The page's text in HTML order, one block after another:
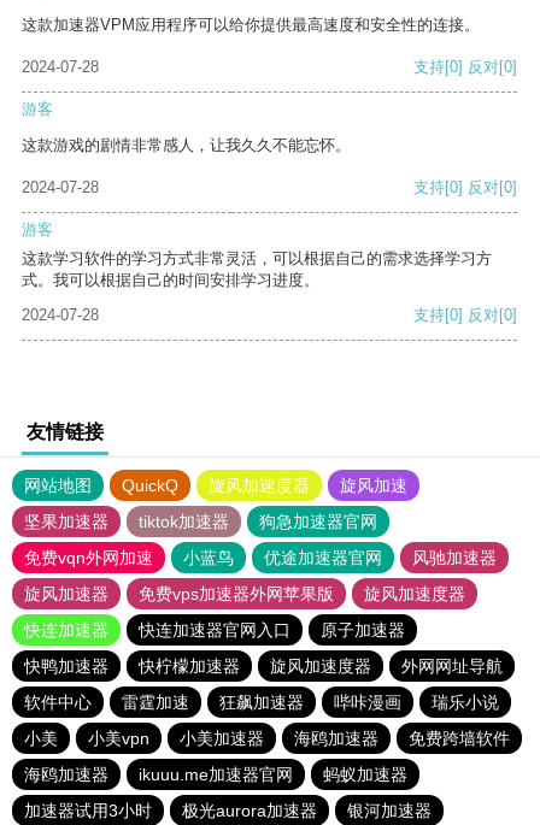
这款加速器VPM应用程序可以给你提供最高速度和安全性的连接。
2024-07-28 支持[0] 反对[0]
游客
这款游戏的剧情非常感人，让我久久不能忘怀。
2024-07-28 支持[0] 反对[0]
游客
这款学习软件的学习方式非常灵活，可以根据自己的需求选择学习方
式。我可以根据自己的时间安排学习进度。
2024-07-28
支持[0] 反对[0]
友情链接
网站地图 QuickQ 旋风加速度器
旋风加速
坚果加速器
tiktok加速器
狗急加速器官网
免费vqn外网加速
小蓝鸟 优途加速器官网
风驰加速器
旋风加速器
免费vps加速器外网苹果版
旋风加速度器
快连加速器
快连加速器官网入口
原子加速器
快鸭加速器
快柠檬加速器 旋风加速度器
外网网址导航
软件中心
雷霆加速 狂飙加速器 哔咔漫画
瑞乐小说
小美
小美vpn 小美加速器 海鸥加速器
免费跨墙软件
海鸥加速器
ikuuu.me加速器官网
蚂蚁加速器
加速器试用3小时
极光aurora加速器 银河加速器